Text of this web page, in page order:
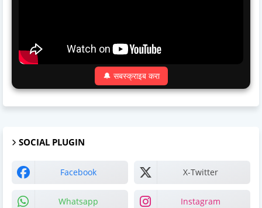
🔔 सबस्क्राइब करा
SOCIAL PLUGIN
Facebook X-Twitter
Whatsapp Instagram